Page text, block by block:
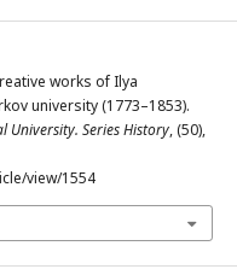
works of Ilya
university (1773–1853).
University. Series History, (50),
view/1554